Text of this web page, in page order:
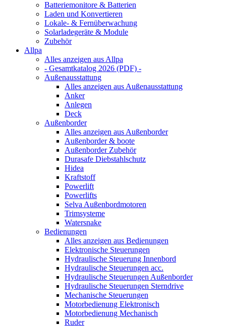
Batteriemonitore & Batterien
Laden und Konvertieren
Lokale- & Fernüberwachung
Solarladegeräte & Module
Zubehör
Allpa
Alles anzeigen aus Allpa
- Gesamtkatalog 2026 (PDF) -
Außenausstattung
Alles anzeigen aus Außenausstattung
Anker
Anlegen
Deck
Außenborder
Alles anzeigen aus Außenborder
Außenborder & boote
Außenborder Zubehör
Durasafe Diebstahlschutz
Hidea
Kraftstoff
Powerlift
Powerlifts
Selva Außenbordmotoren
Trimsysteme
Watersnake
Bedienungen
Alles anzeigen aus Bedienungen
Elektronische Steuerungen
Hydraulische Steuerung Innenbord
Hydraulische Steuerungen acc.
Hydraulische Steuerungen Außenborder
Hydraulische Steuerungen Sterndrive
Mechanische Steuerungen
Motorbedienung Elektronisch
Motorbedienung Mechanisch
Ruder